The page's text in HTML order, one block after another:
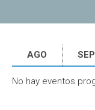
AGO SEP
No hay eventos